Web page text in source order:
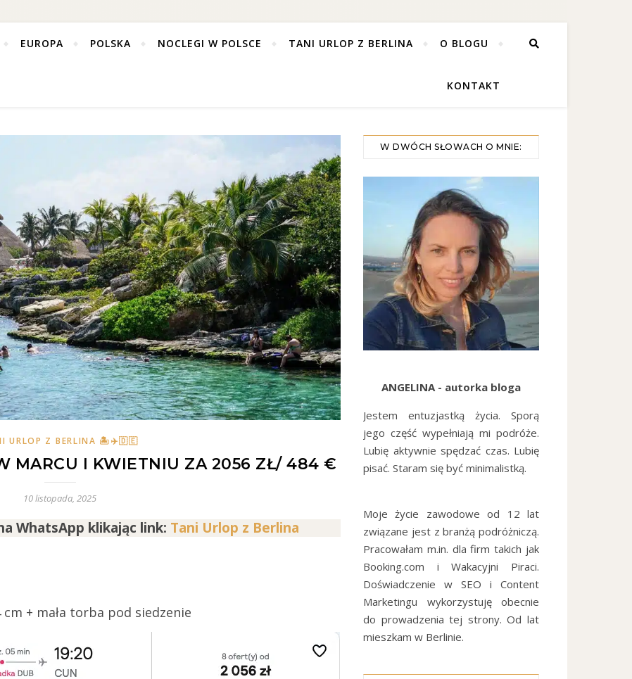
EUROPA POLSKA NOCLEGI W POLSCE TANI URLOP Z BERLINA O BLOGU
KONTAKT
URLOP Z BERLINA 🏝✈️🇩🇪
MARCU I KWIETNIU ZA 2056 ZŁ/ 484 €
10 listopada, 2025
WhatsApp klikając link: Tani Urlop z Berlina
+ mała torba pod siedzenie
W DWÓCH SŁOWACH O MNIE:
ANGELINA - autorka bloga
Jestem entuzjastką życia. Sporą
jego część wypełniają mi podróże.
Lubię aktywnie spędzać czas. Lubię
pisać. Staram się być minimalistką.
Moje życie zawodowe od 12 lat
związane jest z branżą podróżniczą.
Pracowałam m.in. dla firm takich jak
Booking.com i Wakacyjni Piraci.
Doświadczenie w SEO i Content
Marketingu wykorzystuję obecnie
do prowadzenia tej strony. Od lat
mieszkam w Berlinie.